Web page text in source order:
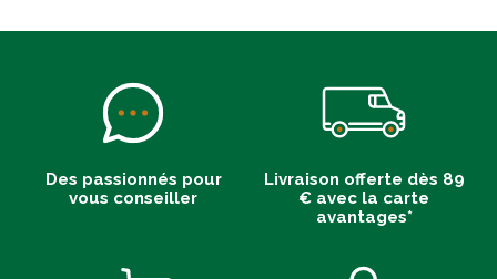
Des passionnés pour
vous conseiller
Livraison offerte dès 89
€ avec la carte
avantages*